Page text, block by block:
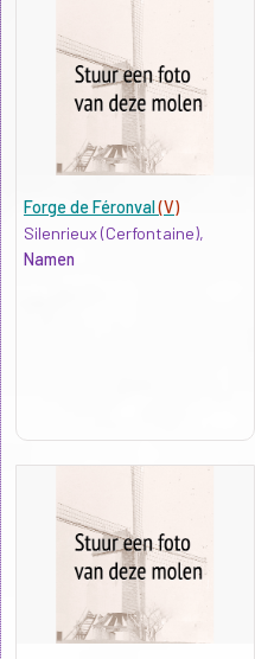
Forge de Féronval(V)
Silenrieux (Cerfontaine),
Namen